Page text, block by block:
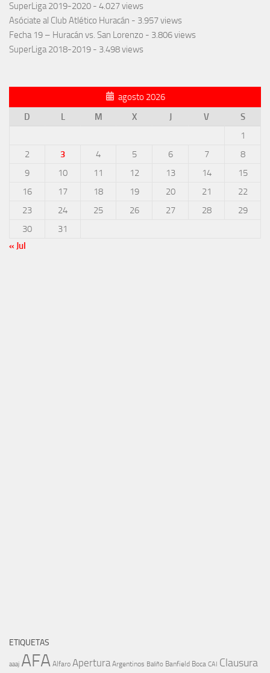
SuperLiga 2019-2020 - 4.027 views
Asóciate al Club Atlético Huracán - 3.957 views
Fecha 19 – Huracán vs. San Lorenzo - 3.806 views
SuperLiga 2018-2019 - 3.498 views
agosto 2026
D
L M X J V
S
1
2
3 4 5 6 7
8
9
10 11 12 13 14
15
16
17 18 19 20 21
22
23
24 25 26 27 28
29
30
31
« Jul
ETIQUETAS
aaaj AFA Alfaro Apertura Argentinos Baliño Banfield Boca CAI Clausura